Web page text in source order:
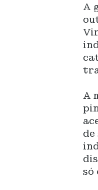
A
A
só